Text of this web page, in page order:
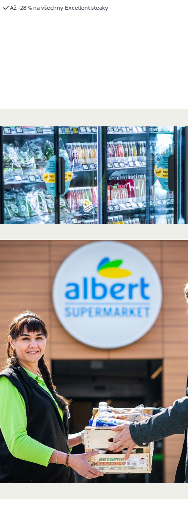
Až -28 % na všechny Excellent steaky